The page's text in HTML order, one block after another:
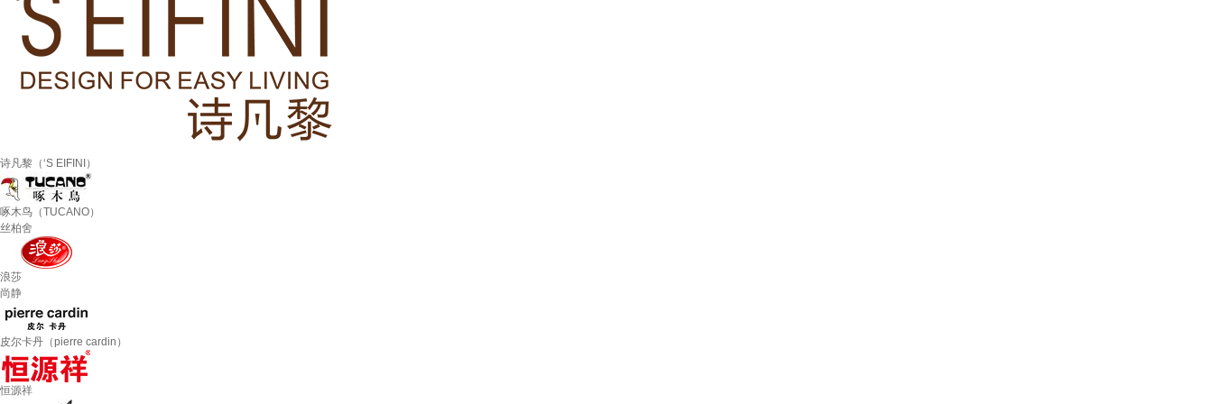
诗凡黎（‘S EIFINI）
啄木鸟（TUCANO）
丝柏舍
浪莎
尚静
皮尔卡丹（pierre cardin）
恒源祥